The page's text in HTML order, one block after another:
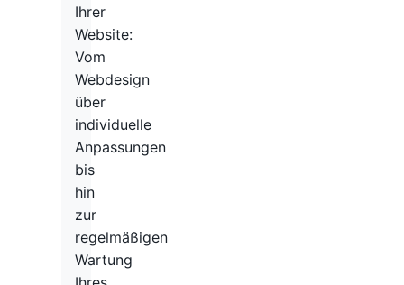
Ihrer
Website:
Vom
Webdesign
über
individuelle
Anpassungen
bis
hin
zur
regelmäßigen
Wartung